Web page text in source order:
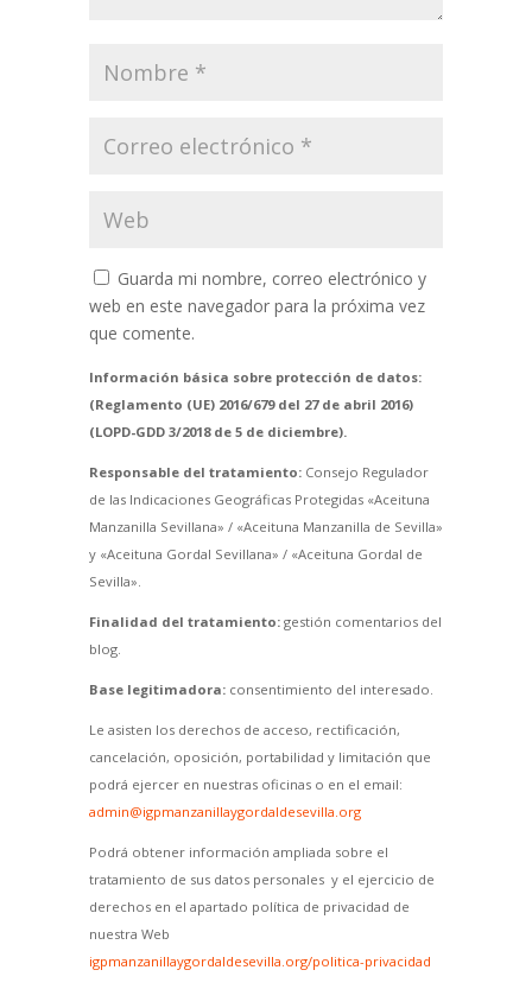
Guarda mi nombre, correo electrónico y
web en este navegador para la próxima vez
que comente.
Información básica sobre protección de datos:
(Reglamento (UE) 2016/679 del 27 de abril 2016)
(LOPD-GDD 3/2018 de 5 de diciembre).
Responsable del tratamiento:Consejo Regulador
de las Indicaciones Geográficas Protegidas «Aceituna
Manzanilla Sevillana» / «Aceituna Manzanilla de Sevilla»
y «Aceituna Gordal Sevillana» / «Aceituna Gordal de
Sevilla».
Finalidad del tratamiento:gestión comentarios del
blog.
Base legitimadora:consentimiento del interesado.
Le asisten los derechos de acceso, rectificación,
cancelación, oposición, portabilidad y limitación que
podrá ejercer en nuestras oficinas o en el email:
admin@igpmanzanillaygordaldesevilla.org
Podrá obtener información ampliada sobre el
tratamiento de sus datos personales y el ejercicio de
derechos en el apartado política de privacidad de
nuestra Web
igpmanzanillaygordaldesevilla.org/politica-privacidad